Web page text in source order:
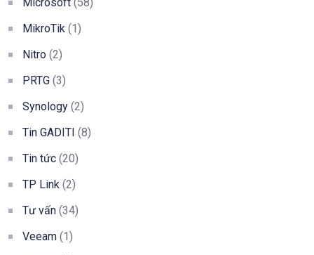
MikroTik (1)
Nitro (2)
PRTG (3)
Synology (2)
Tin GADITI (8)
Tin tức (20)
TP Link (2)
Tư vấn (34)
Veeam (1)